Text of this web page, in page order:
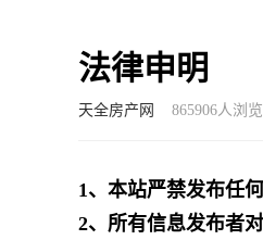
法律申明
天全房产网 865906人浏
1、本站严禁发布任
2、所有信息发布者